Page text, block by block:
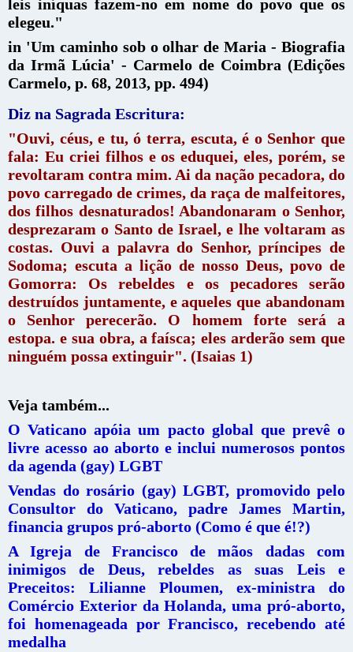
leis iníquas fazem-no em nome do povo que os
elegeu."
in 'Um caminho sob o olhar de Maria - Biografia
da Irmã Lúcia' - Carmelo de Coimbra (Edições
Carmelo, p. 68, 2013, pp. 494)
Diz na Sagrada Escritura:
"Ouvi, céus, e tu, ó terra, escuta, é o Senhor que
fala: Eu criei filhos e os eduquei, eles, porém, se
revoltaram contra mim. Ai da nação pecadora, do
povo carregado de crimes, da raça de malfeitores,
dos filhos desnaturados! Abandonaram o Senhor,
desprezaram o Santo de Israel, e lhe voltaram as
costas. Ouvi a palavra do Senhor, príncipes de
Sodoma; escuta a lição de nosso Deus, povo de
Gomorra: Os rebeldes e os pecadores serão
destruídos juntamente, e aqueles que abandonam
o Senhor perecerão. O homem forte será a
estopa. e sua obra, a faísca; eles arderão sem que
ninguém possa extinguir". (Isaias 1)
Veja também...
O Vaticano apóia um pacto global que prevê o
livre acesso ao aborto e inclui numerosos pontos
da agenda (gay) LGBT
Vendas do rosário (gay) LGBT, promovido pelo
Consultor do Vaticano, padre James Martin,
financia grupos pró-aborto (Como é que é!?)
A Igreja de Francisco de mãos dadas com
inimigos de Deus, rebeldes as suas Leis e
Preceitos: Lilianne Ploumen, ex-ministra do
Comércio Exterior da Holanda, uma pró-aborto,
foi homenageada por Francisco, recebendo até
medalha